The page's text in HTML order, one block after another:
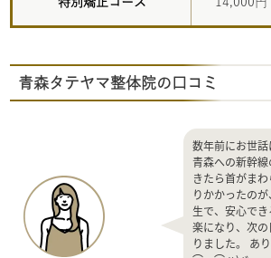
青森タテヤマ整体院の口コミ
数年前にお世
青森への新幹
きたら首がま
りかかったの
生で、安心で
楽になり、次
りました。 あ